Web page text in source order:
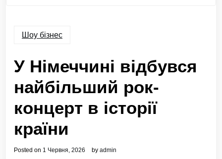
Шоу бізнес
У Німеччині відбувся
найбільший рок-
концерт в історії
країни
Posted on 1 Червня, 2026 by admin